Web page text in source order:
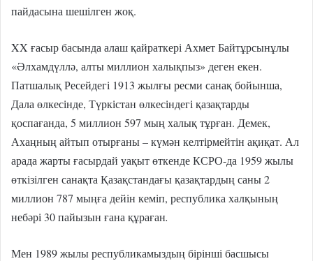
пайдасына шешілген жоқ.
XX ғасыр басында алаш қайраткері Ахмет Байтұрсынұлы
«Әлхамдүллә, алты миллион халықпыз» деген екен.
Патшалық Ресейдегі 1913 жылғы ресми санақ бойынша,
Дала өлкесінде, Түркістан өлкесіндегі қазақтарды
қоспағанда, 5 миллион 597 мың халық тұрған. Демек,
Ахаңның айтып отырғаны – күмән келтірмейтін ақиқат. Ал
арада жарты ғасырдай уақыт өткенде КСРО-да 1959 жылы
өткізілген санақта Қазақстандағы қазақтардың саны 2
миллион 787 мыңға дейін кеміп, республика халқының
небәрі 30 пайызын ғана құраған.
Мен 1989 жылы республикамыздың бірінші басшысы